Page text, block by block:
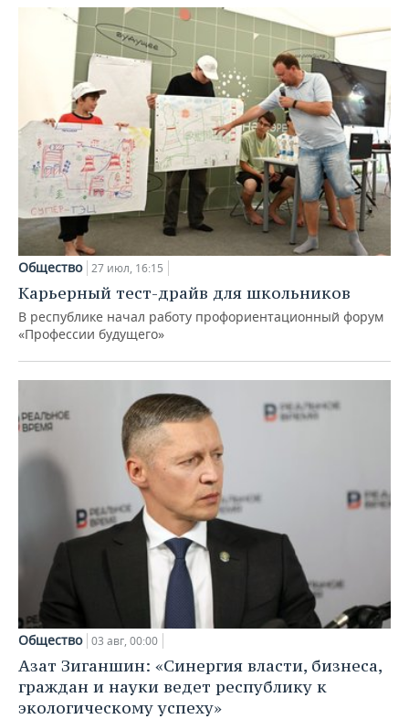
Общество 27 июл, 16:15
Карьерный тест-драйв для школьников
В республике начал работу профориентационный форум
«Профессии будущего»
Общество 03 авг, 00:00
Азат Зиганшин: «Синергия власти, бизнеса,
граждан и науки ведет республику к
экологическому успеху»